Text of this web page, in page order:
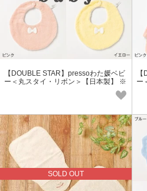
【DOUBLE STAR】pressoわた媛ベビ
ー＜丸スタイ・リボン＞【日本製】 ※
ー
SOLD OUT